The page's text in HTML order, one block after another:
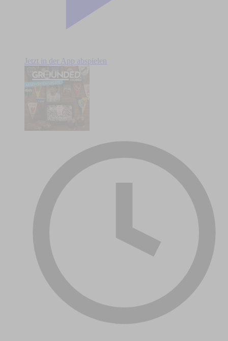
Jetzt in der App abspielen